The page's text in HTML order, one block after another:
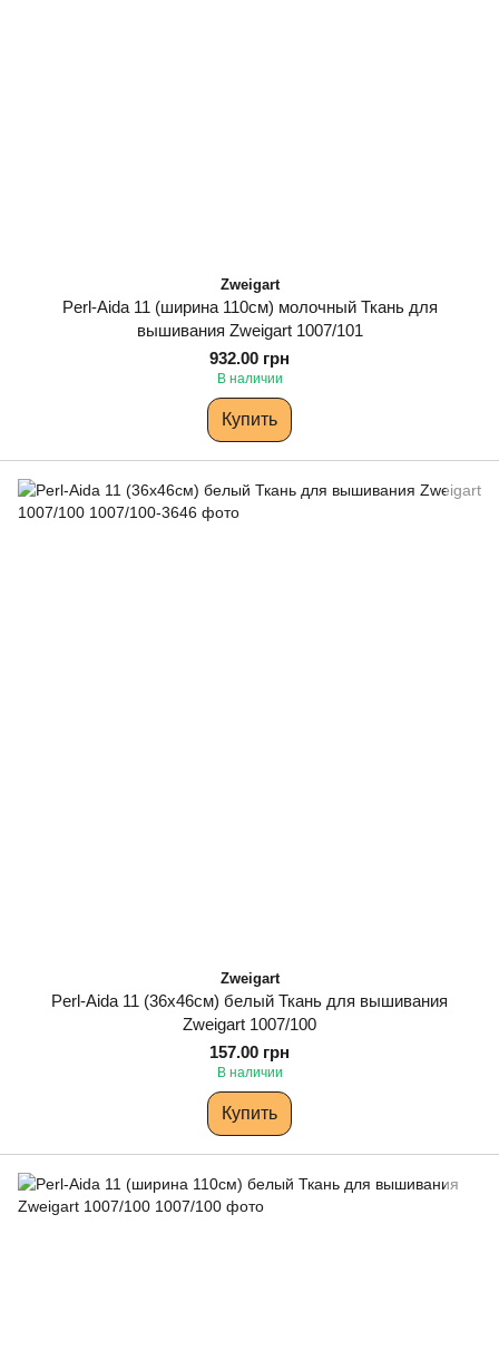
Zweigart
Perl-Aida 11 (ширина 110см) молочный Ткань для
вышивания Zweigart 1007/101
932.00 грн
В наличии
Купить
Zweigart
Perl-Aida 11 (36х46см) белый Ткань для вышивания
Zweigart 1007/100
157.00 грн
В наличии
Купить